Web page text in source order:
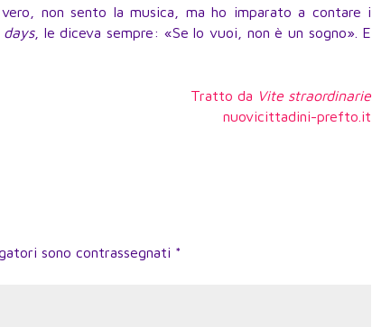
non sento la musica, ma ho imparato a contare i
days, le diceva sempre: «Se lo vuoi, non è un sogno». E
Tratto da Vite straordinarie
nuovicittadini-prefto.it
sono contrassegnati *